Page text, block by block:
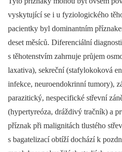
vyskytující se i u fyziologického
pacientky byl dominantním
deset měsíců. Diferenciální
s těhotenstvím zahrnuje průjem
laxativa), sekreční (stafylokoková
infekce, neuroendokrinní tumory),
parazitický, nespecifické střevní
(hypertyreóza, dráždivý tračník) a
příznak při malignitách tlustého
s bagatelizací obtíží dochází k